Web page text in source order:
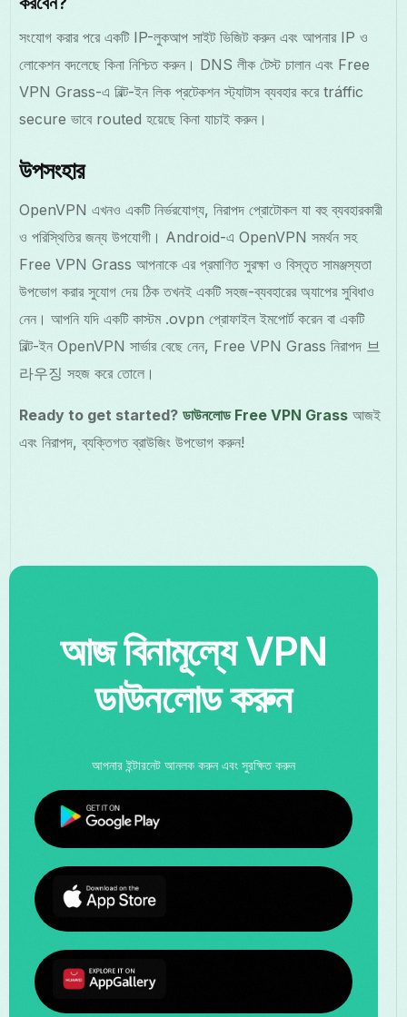
সংযোগ করার পরে একটি IP-লুকআপ সাইট ভিজিট করুন এবং আপনার IP ও
লোকেশন বদলেছে কিনা নিশ্চিত করুন। DNS লীক টেস্ট চালান এবং Free
VPN Grass-এ বিল্ট-ইন লিক প্রটেকশন স্ট্যাটাস ব্যবহার করে tráffic
secure ভাবে routed হয়েছে কিনা যাচাই করুন।
উপসংহার
OpenVPN এখনও একটি নির্ভরযোগ্য, নিরাপদ প্রোটোকল যা বহু ব্যবহারকারী
ও পরিস্থিতির জন্য উপযোগী। Android-এ OpenVPN সমর্থন সহ
Free VPN Grass আপনাকে এর প্রমাণিত সুরক্ষা ও বিস্তৃত সামঞ্জস্যতা
উপভোগ করার সুযোগ দেয় ঠিক তখনই একটি সহজ-ব্যবহারের অ্যাপের সুবিধাও
নেন। আপনি যদি একটি কাস্টম .ovpn প্রোফাইল ইমপোর্ট করেন বা একটি
বিল্ট-ইন OpenVPN সার্ভার বেছে নেন, Free VPN Grass নিরাপদ 브
라우징 সহজ করে তোলে।
Ready to get started? ডাউনলোড Free VPN Grass আজই
এবং নিরাপদ, ব্যক্তিগত ব্রাউজিং উপভোগ করুন!
আজ বিনামূল্যে VPN
ডাউনলোড করুন
আপনার ইন্টারনেট আনলক করুন এবং সুরক্ষিত করুন